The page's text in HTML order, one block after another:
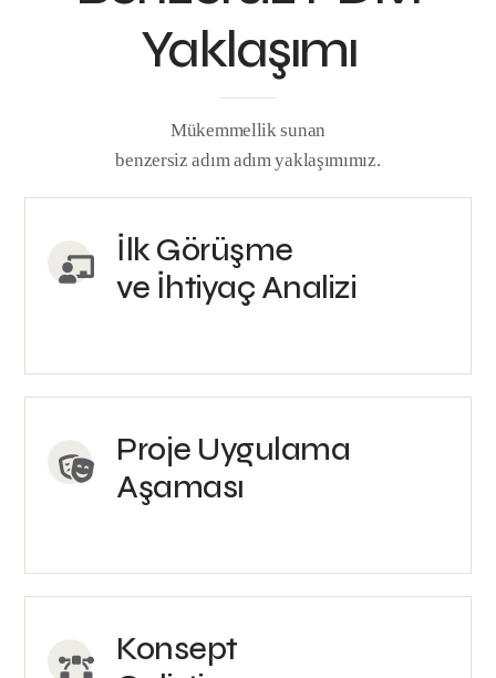
Yaklaşımı
Mükemmellik sunan
benzersiz adım adım yaklaşımımız.
İlk Görüşme
ve İhtiyaç Analizi
Proje Uygulama
Aşaması
Konsept